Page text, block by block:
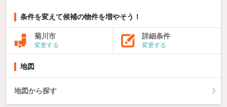
条件を変えて候補の物件を増やそう！
菊川市
変更する
詳細条件
変更する
地図
地図から探す